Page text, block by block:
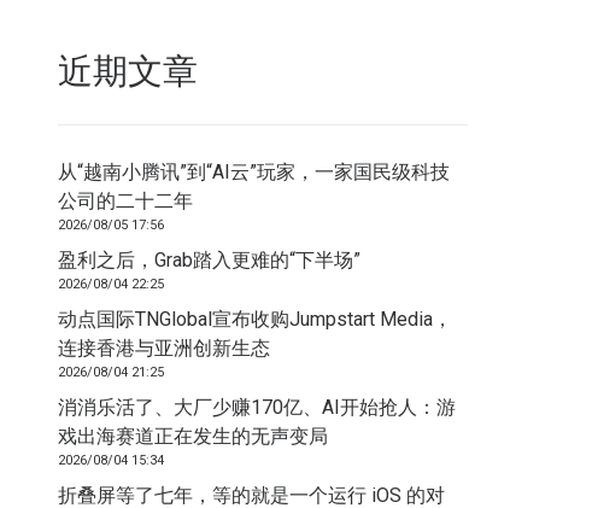
近期文章
从“越南小腾讯”到“AI云”玩家，一家国民级科技
公司的二十二年
2026/08/05 17:56
盈利之后，Grab踏入更难的“下半场”
2026/08/04 22:25
动点国际TNGlobal宣布收购Jumpstart Media，
连接香港与亚洲创新生态
2026/08/04 21:25
消消乐活了、大厂少赚170亿、AI开始抢人：游
戏出海赛道正在发生的无声变局
2026/08/04 15:34
折叠屏等了七年，等的就是一个运行 iOS 的对